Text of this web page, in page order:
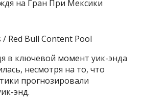
Red Bull Content Pool
в ключевой момент уик-энда
несмотря на то, что
прогнозировали
энд.